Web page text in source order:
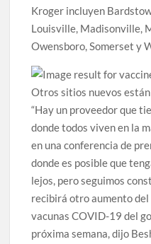
Kroger incluyen
Louisville, Madisonville,
Owensboro, Somerset y
Otros sitios nuevos
“Hay un proveedor que
donde todos viven en la
en una conferencia de
donde es posible que
lejos, pero seguimos
recibirá otro aumento
vacunas COVID-19 del
próxima semana, dijo